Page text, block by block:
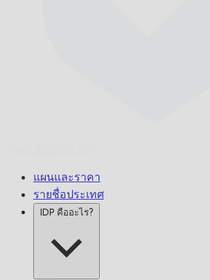
แผนและราคา
รายชื่อประเทศ
IDP คืออะไร?